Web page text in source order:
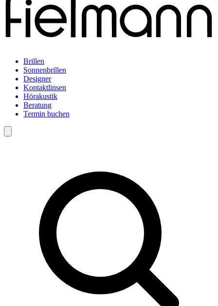
Brillen
Sonnenbrillen
Designer
Kontaktlinsen
Hörakustik
Beratung
Termin buchen